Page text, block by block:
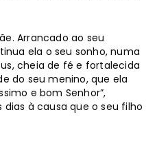
Arrancado ao seu
ela o seu sonho, numa
cheia de fé e fortalecida
do seu menino, que ela
e bom Senhor”,
à causa que o seu filho